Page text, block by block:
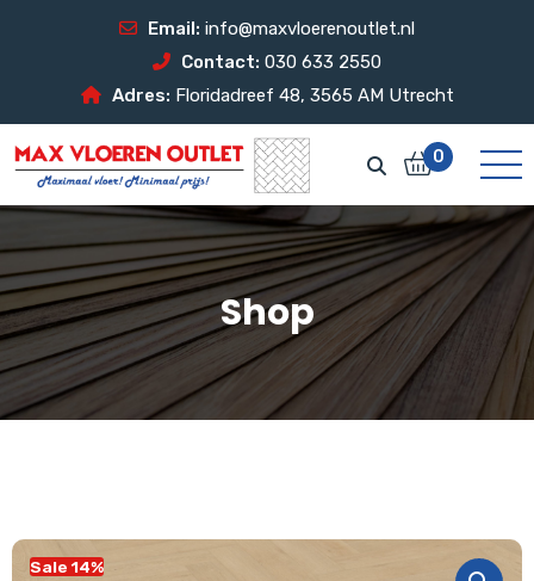
Email: info@maxvloerenoutlet.nl
Contact: 030 633 2550
Adres: Floridadreef 48, 3565 AM Utrecht
0
Shop
Sale 14%